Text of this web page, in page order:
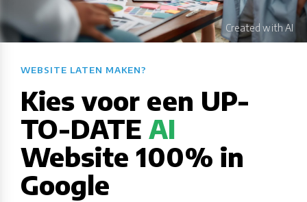
WEBSITE LATEN MAKEN?​​​​​​​​​​​​​​
Kies voor een UP-
TO-DATE AI
Website 100% in
Google